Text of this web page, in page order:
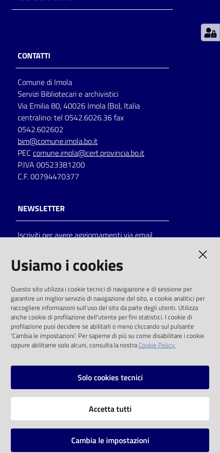
Decentrate
Seguici
su
on line
Eventi
Chiedi al
bibliotecario
Avvisi
CONTATTI
Comune di Imola
Servizi Bibliotecari e archivistici
Via Emilia 80, 40026 Imola (Bo), Italia
centralino: tel 0542.6026.36 fax
0542.602602
bim@comune.imola.bo.it
PEC comune.imola@cert.provincia.bo.it
P.IVA 00523381200
C.F. 00794470377
NEWSLETTER
Iscriviti per avere aggiornamenti via email
solo alle condizioni previste dalla direttiva
comunitaria 2003/98/CE e dal d.lgs. 36/2006
SOCIAL
Instagram
Vai alla pagina
Usiamo i cookies
Questo sito utilizza i cookie tecnici di navigazione e di sessione per
garantire un miglior servizio di navigazione del sito, e cookie analitici per
raccogliere informazioni sull'uso del sito da parte degli utenti. Utilizza
anche cookie di profilazione dell'utente per fini statistici. I cookie di
profilazione puoi decidere se abilitarli o meno cliccando sul pulsante
'Cambia le impostazioni'. Per saperne di più su come disabilitare i cookie
oppure abilitarne solo alcuni, consulta la nostraCookie Policy.
Solo cookies tecnici
Accetta tutti
Cambia le impostazioni